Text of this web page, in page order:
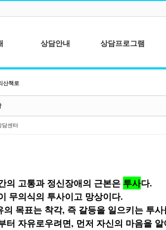
상담안내
상담이용안내
상담프로그램
성인상담
인분석
산책로
담센터
의 고통과 정신장애의 근본은 투사다.
무의식의 투사이고 망상이다.
의 목표는 착각, 즉 갈등을 일으키는 투
터 자유로우려면, 먼저 자신의 마음을